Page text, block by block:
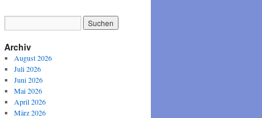
Archiv
August 2026
Juli 2026
Juni 2026
Mai 2026
April 2026
März 2026